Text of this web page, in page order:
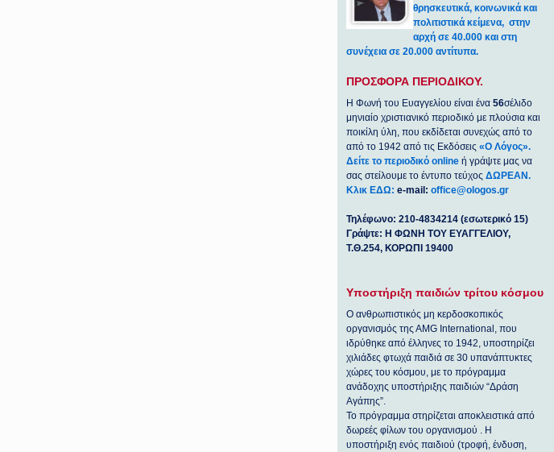
θρησκευτικά, κοινωνικά και
πολιτιστικά κείμενα, στην
αρχή σε 40.000 και στη
συνέχεια σε 20.000 αντίτυπα.
ΠΡΟΣΦΟΡΑ ΠΕΡΙΟΔΙΚΟΥ.
Η Φωνή του Ευαγγελίου είναι ένα56σέλιδο
μηνιαίο χριστιανικό περιοδικό με πλούσια και
ποικίλη ύλη, που εκδίδεται συνεχώς από το
από το 1942 από τις Εκδόσεις«Ο Λόγος».
Δείτε το περιοδικό online ή γράψτε μας να
σας στείλουμε το έντυπο τεύχοςΔΩΡΕΑΝ.
Κλικ ΕΔΩ: e-mail:office@ologos.gr
Τηλέφωνο: 210-4834214 (εσωτερικό 15)
Γράψτε: Η ΦΩΝΗ ΤΟΥ ΕΥΑΓΓΕΛΙΟΥ,
Τ.Θ.254, ΚΟΡΩΠΙ 19400
Υποστήριξη παιδιών τρίτου κόσμου
Ο ανθρωπιστικός μη κερδοσκοπικός
οργανισμός της ΑΜG International, που
ιδρύθηκε από έλληνες το 1942, υποστηρίζει
χιλιάδες φτωχά παιδιά σε 30 υπανάπτυκτες
χώρες του κόσμου, με το πρόγραμμα
ανάδοχης υποστήριξης παιδιών “Δράση
Αγάπης”.
Το πρόγραμμα στηρίζεται αποκλειστικά από
δωρεές φίλων του οργανισμού . Η
υποστήριξη ενός παιδιού (τροφή, ένδυση,